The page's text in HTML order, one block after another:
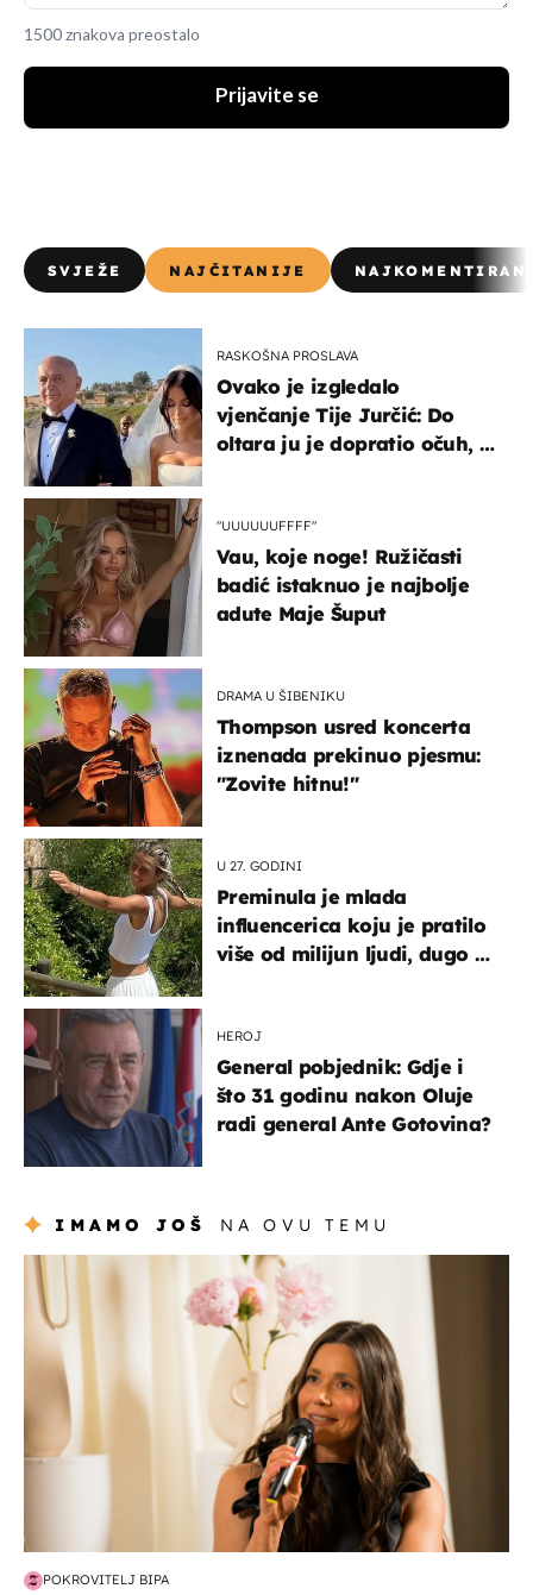
1500 znakova preostalo
Prijavite se
SVJEŽE NAJČITANIJE
RASKOŠNA PROSLAVA
Ovako je izgledalo
vjenčanje Tije Jurčić: Do
oltara ju je dopratio očuh, a
"UUUUUUFFFF"
Vau, koje noge! Ružičasti
badić istaknuo je najbolje
adute Maje Šuput
DRAMA U ŠIBENIKU
Thompson usred koncerta
iznenada prekinuo pjesmu:
"Zovite hitnu!"
U 27. GODINI
Preminula je mlada
influencerica koju je pratilo
više od milijun ljudi, dugo se
HEROJ
General pobjednik: Gdje i
što 31 godinu nakon Oluje
radi general Ante Gotovina?
IMAMO JOŠ NA OVU TEMU
moda & ljepota
POKROVITELJ BIPA